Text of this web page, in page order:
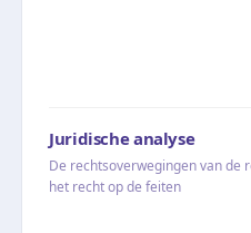
Juridische analyse
De rechtsoverwegingen van de
het recht op de feiten